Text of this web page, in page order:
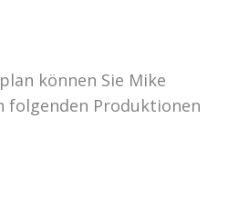
können Sie Mike
folgenden Produktionen